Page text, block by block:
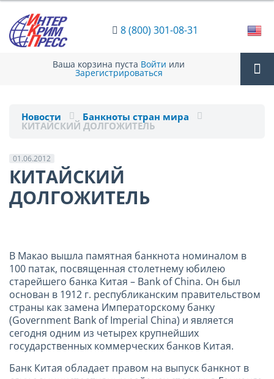
8 (800) 301-08-31
Ваша корзина пуста Войти или
Зарегистрироваться
Новости Банкноты стран мира
КИТАЙСКИЙ ДОЛГОЖИТЕЛЬ
01.06.2012
КИТАЙСКИЙ
ДОЛГОЖИТЕЛЬ
В Макао вышла памятная банкнота номиналом в
100 патак, посвященная столетнему юбилею
старейшего банка Китая – Bank of China. Он был
основан в 1912 г. республиканским правительством
страны как замена Императорскому банку
(Government Bank of Imperial China) и является
сегодня одним из четырех крупнейших
государственных коммерческих банков Китая.
Банк Китая обладает правом на выпуск банкнот в